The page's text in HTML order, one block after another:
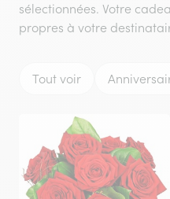
sélectionnées. Votre
propres à votre
Tout voir